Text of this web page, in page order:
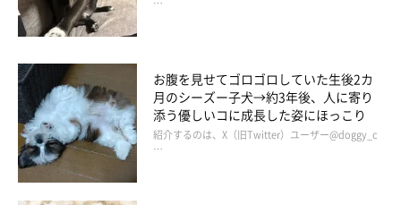
@ochaco_38
…
お腹を見せてゴロゴロしていた生後2カ
月のシーズー子犬→約3年後、人に寄り
添う優しいコに成長した姿にほっこり
紹介するのは、X（旧Twitter）ユーザー@doggy_c
…